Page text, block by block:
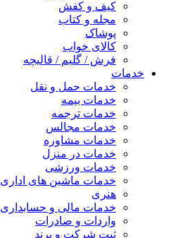
کیف و کفش
مجله و کتاب
پوشاک
کالای خواب
فرش / گلیم / قالیچه
خدمات
خدمات حمل و نقل
خدمات بیمه
خدمات ترجمه
خدمات مجالس
خدمات مشاوره
خدمات در منزل
خدمات ورزشی
خدمات ماشین های اداری
هنری
خدمات مالی و حسابداری
واردات و صادرات
ثبت شرکت و برند